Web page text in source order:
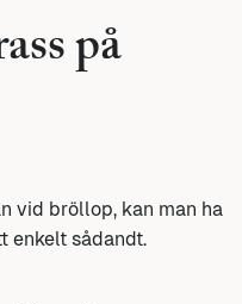
på
vid bröllop, kan man ha
enkelt sådandt.